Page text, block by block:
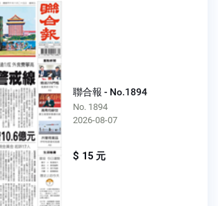
聯合報 - No.1894
No. 1894
2026-08-07
$ 15 元